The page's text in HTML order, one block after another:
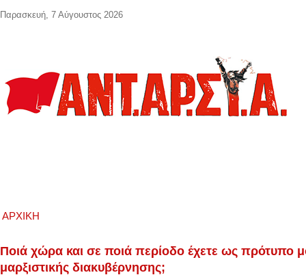
ΑΡΧΙΚΉ
Ποιά χώρα και σε ποιά περίοδο έχετε ως πρότυπο
μαρξιστικής διακυβέρνησης;
Παρασκευή, 7 Αύγουστος 2026